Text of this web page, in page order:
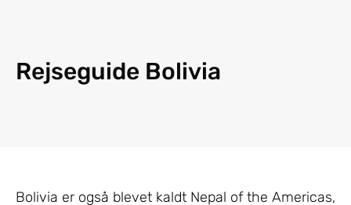
Rejseguide Bolivia
Bolivia er også blevet kaldt Nepal of the Americas,